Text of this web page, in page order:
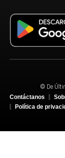
© De
Contáctanos
Política de